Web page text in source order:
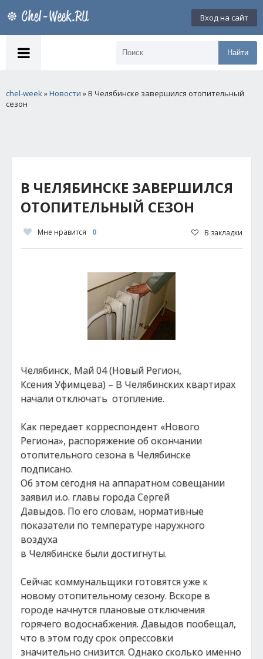
Вход на сайт
Найти
chel-week»Новости » В Челябинске завершился отопительный
сезон
В ЧЕЛЯБИНСКЕ ЗАВЕРШИЛСЯ
ОТОПИТЕЛЬНЫЙ СЕЗОН
Мне нравится 0 В закладки
Челябинск, Май 04 (Новый Регион,
Ксения Уфимцева) – В Челябинских квартирах
начали отключать отопление.
Как передает корреспондент «Нового
Региона», распоряжение об окончании
отопительного сезона в Челябинске
подписано.
Об этом сегодня на аппаратном совещании
заявил и.о. главы города Сергей
Давыдов. По его словам, нормативные
показатели по температуре наружного
воздуха
в Челябинске были достигнуты.
Сейчас коммунальщики готовятся уже к
новому отопительному сезону. Вскоре в
городе начнутся плановые отключения
горячего водоснабжения. Давыдов пообещал,
что в этом году срок опрессовки
значительно снизится. Однако сколько именно